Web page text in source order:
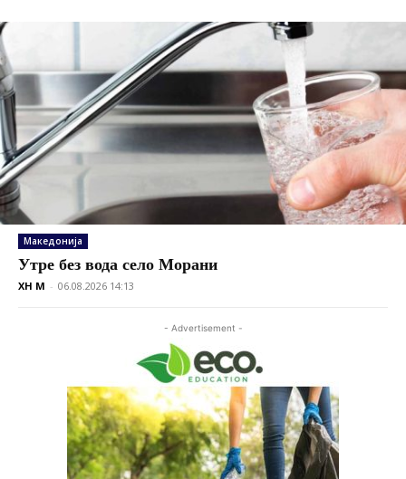
Македонија
Утре без вода село Морани
XH M - 06.08.2026 14:13
- Advertisement -